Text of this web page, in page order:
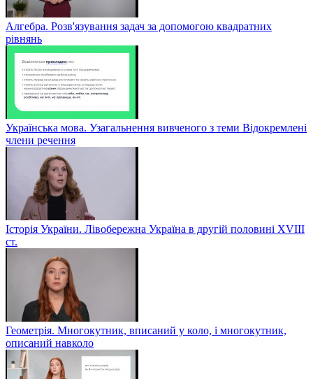
Алгебра. Розв'язування задач за допомогою квадратних
рівнянь
Українська мова. Узагальнення вивченого з теми Відокремлені
члени речення
Історія України. Лівобережна Україна в другій половині ХVIIІ
ст.
Геометрія. Многокутник, вписаний у коло, і многокутник,
описаний навколо